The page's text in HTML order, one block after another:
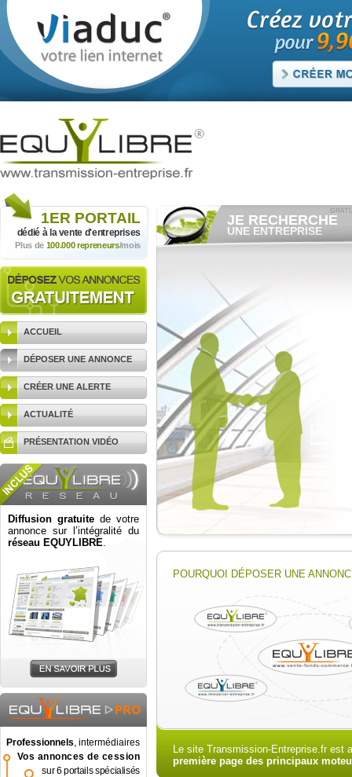
1ER PORTAIL
dédié à la vente d'entreprises
Plus de 100.000 repreneurs/mois
ACCUEIL
DÉPOSER UNE ANNONCE
CRÉER UNE ALERTE
ACTUALITÉ
PRÉSENTATION VIDÉO
Diffusion gratuite de votre
annonce sur l’intégralité du
réseau EQUYLIBRE.
Professionnels, intermédiaires
Vos annonces de cession
sur 6 portails spécialisés
JE RECHERCHE
UNE ENTREPRISE
Consulter gratuitementles
ANNONCE
POURQUOI DÉPOSER UNE
Le site Transmission-Entreprise.fr est
première page des principaux